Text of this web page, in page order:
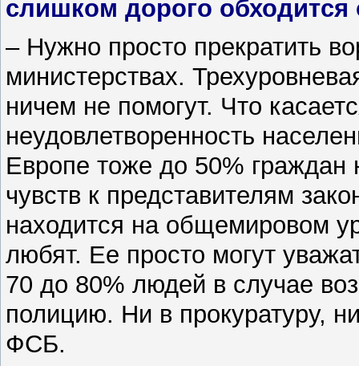
слишком дорого обходится
– Нужно просто прекратить
министерствах.
ничем не помогут. Что
неудовлетворенность
Европе тоже до 50%
чувств к представителям
находится на общемировом
любят. Ее просто могут
70 до 80% людей в случае
полицию. Ни в прокуратуру,
ФСБ.